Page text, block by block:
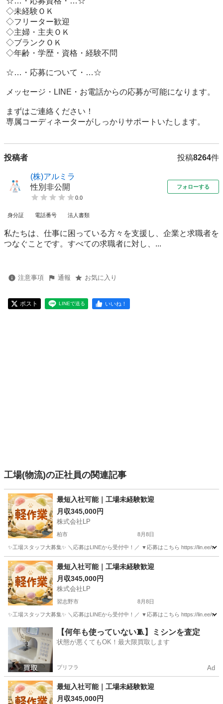
専属コーディネーターがしっかりサポートいたします。
投稿者 投稿8264件
(株)アルミラ
性別非公開
0.0
フォローする
身分証 電話番号 法人書類
私たちは、仕事に困っている方々を支援し、企業と求職者を
つなぐことです。すべての求職者に対し、...
注意事項 通報 お気に入り
ポスト LINEで送る いいね！
工場(物流)の正社員の関連記事
最短入社可能｜工場未経験歓迎
月収345,000円
株式会社LP
柏市 8月8日
✨工場スタッフ大募集✨ ＼応募はLINEから受付中！／ ▼応募はこちら https://lin.ee/
千葉 柏市 工場
最短入社可能｜工場未経験歓迎
月収345,000円
株式会社LP
習志野市 8月8日
✨工場スタッフ大募集✨ ＼応募はLINEから受付中！／ ▼応募はこちら https://lin.ee/
千葉 習志野市 工場
【何年も使っていない🧵】ミシンを査定
状態が悪くてもOK！最大限買取します
プリフラ Ad
最短入社可能｜工場未経験歓迎
月収345,000円